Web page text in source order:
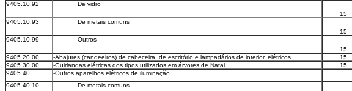
9405.10.92
De vidro
15
9405.10.93
De metais comuns
15
9405.10.99
Outros
15
9405.20.00
-Abajures (candeeiros) de cabeceira, de escritório e lampadários de interior, elétricos
15
9405.30.00
-Guirlandas elétricas dos tipos utilizados em árvores de Natal
15
9405.40
-Outros aparelhos elétricos de iluminação
9405.40.10
De metais comuns